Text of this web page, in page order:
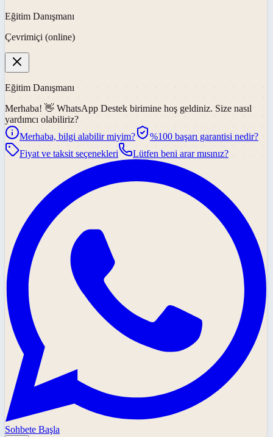
Eğitim Danışmanı
Çevrimiçi (online)
Eğitim Danışmanı
Merhaba! 👋 WhatsApp Destek birimine hoş geldiniz. Size nasıl
yardımcı olabiliriz?
Merhaba, bilgi alabilir miyim?
%100 başarı garantisi nedir?
Fiyat ve taksit seçenekleri
Lütfen beni arar mısınız?
Sohbete Başla